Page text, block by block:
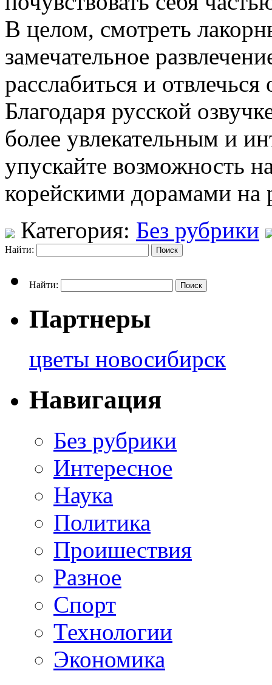
В целом, смотреть
замечательное
расслабиться и
Благодаря русской
более увлекательным и
упускайте возможность
корейскими дорамами на
Категория: Без рубрики
Найти:
Найти:
Партнеры
цветы новосибирск
Навигация
Без рубрики
Интересное
Наука
Политика
Проишествия
Разное
Спорт
Технологии
Экономика